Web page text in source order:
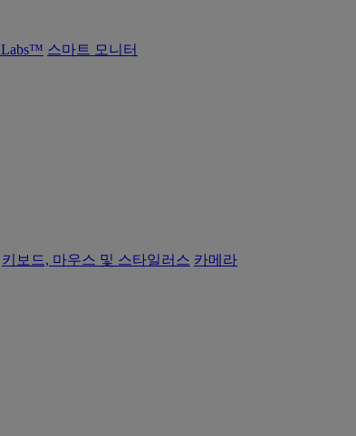
스마트 모니터
키보드, 마우스 및 스타일러스 카메라